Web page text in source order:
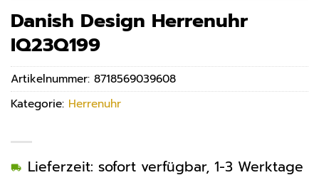
Danish Design Herrenuhr
IQ23Q199
Lieferzeit: sofort verfügbar, 1-3 Werktage
Artikelnummer: 8718569039608
Kategorie: Herrenuhr